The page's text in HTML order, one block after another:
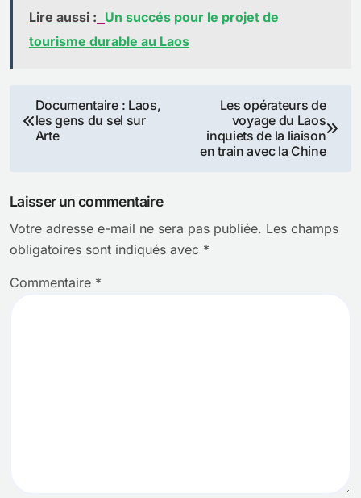
Lire aussi : Un succés pour le projet de
tourisme durable au Laos
Navigation
de
Documentaire : Laos,
les gens du sel sur
Arte
Les opérateurs de
voyage du Laos
inquiets de la liaison
en train avec la Chine
Laisser un commentaire
Votre adresse e-mail ne sera pas publiée. Les champs
obligatoires sont indiqués avec *
Commentaire *